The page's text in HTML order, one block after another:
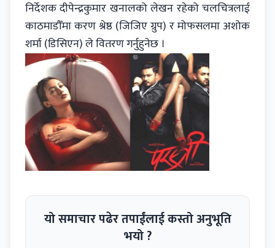
निर्देशक दीपेन्द्रकुमार खनालको लेखन रहेको चलचित्रलाई
काठमाडौँमा करण श्रेष्ठ (जिजिए ग्रुप) र मोफसलमा अशोक
शर्मा (डिसिएन) ले वितरण गर्नुहुनेछ ।
यो समाचार पढेर तपाईंलाई कस्तो अनुभूति
भयो ?